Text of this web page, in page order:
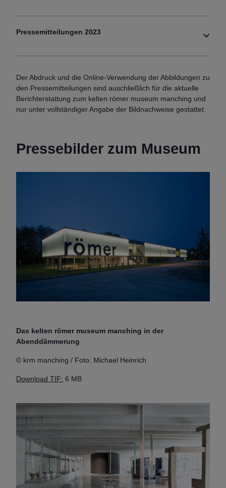
Pressemitteilungen 2023
Der Abdruck und die Online-Verwendung der Abbildungen zu
den Pressemitteilungen sind auschließlich für die aktuelle
Berichterstattung zum kelten römer museum manching und
nur unter vollständiger Angabe der Bildnachweise gestattet.
Pressebilder zum Museum
Das kelten römer museum manching in der
Abenddämmerung
© krm manching / Foto: Michael Heinrich
Download TIF: 6 MB